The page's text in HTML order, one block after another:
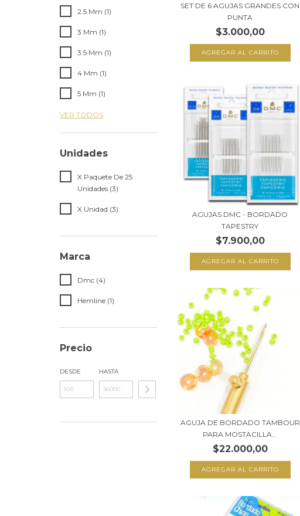
2.5 Mm (1)
3 Mm (1)
3.5 Mm (1)
4 Mm (1)
5 Mm (1)
VER TODOS
Unidades
X Paquete De 25
Unidades (3)
X Unidad (3)
Marca
Dmc (4)
Hemline (1)
Precio
DESDE HASTA
SET DE 6 AGUJAS GRANDES CON
PUNTA
$3.000,00
AGUJAS DMC - BORDADO
TAPESTRY
$7.900,00
AGREGAR AL CARRITO
AGUJA DE BORDADO TAMBOUR
PARA MOSTACILLA...
$22.000,00